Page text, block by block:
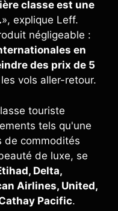
classe est une
», explique Leff.
négligeable :
en
des prix de 5
vols aller-retour.
touriste
tels qu'une
de commodités
de luxe, se
Delta,
Airlines, United,
Pacific.